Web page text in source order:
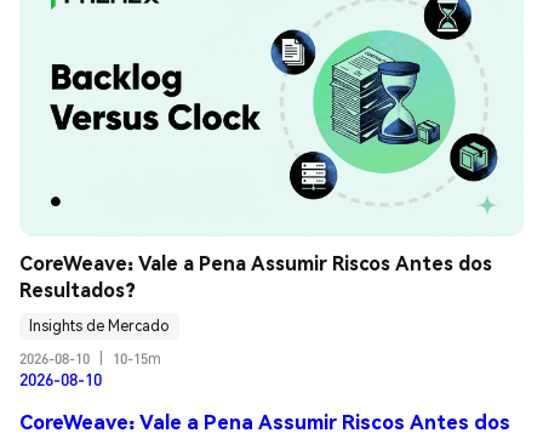
CoreWeave: Vale a Pena Assumir Riscos Antes dos
Resultados?
Insights de Mercado
2026-08-10
10-15m
2026-08-10
CoreWeave: Vale a Pena Assumir Riscos Antes dos